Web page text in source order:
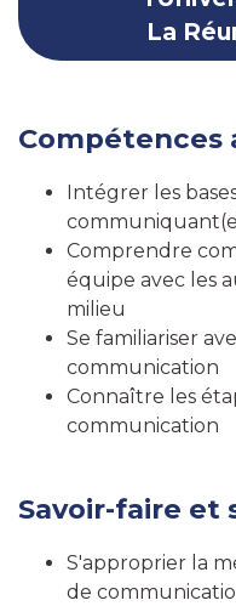
La
Compétences
Intégrer les
Comprendre
équipe avec les
milieu
Se familiariser
communication
Connaître les
communication
Savoir-faire et
S'approprier la
de